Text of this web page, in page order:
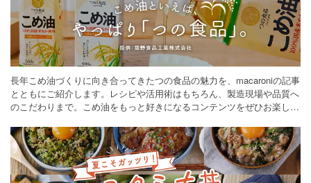
長年こめ油づくりに向き合ってきたつの食品の魅力を、macaroniの記事
とともにご紹介します。レシピや活用術はもちろん、製造現場や品質へ
のこだわりまで。こめ油をもっと好きになるコンテンツをぜひお楽しみ